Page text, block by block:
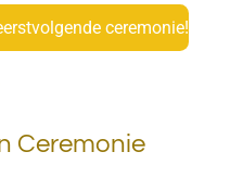
ceremonie!
Ceremonie